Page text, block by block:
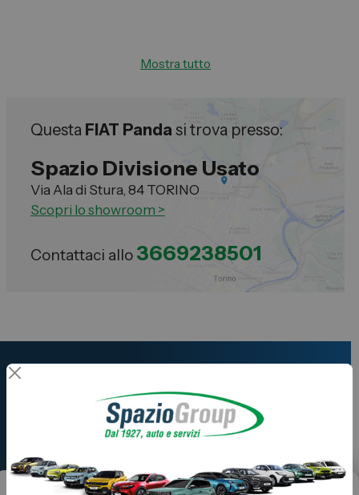
Mostra tutto
Questa FIAT Pandasi trova presso:
Spazio Divisione Usato
Via Ala di Stura, 84 TORINO
Scopri lo showroom >
Contattaci allo 3669238501
Sei interessato a questa
Offerta?